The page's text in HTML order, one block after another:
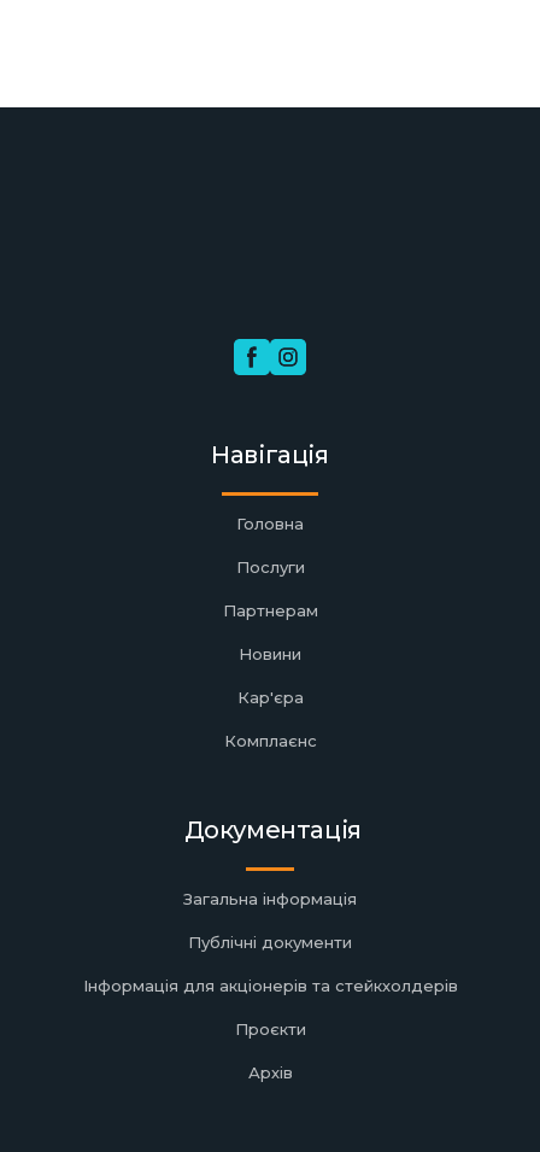
Навігація
Головна
Послуги
Партнерам
Новини
Кар'єра
Комплаєнс
Документація
Загальна інформація
Публічні документи
Інформація для акціонерів та стейкхолдерів
Проєкти
Архів